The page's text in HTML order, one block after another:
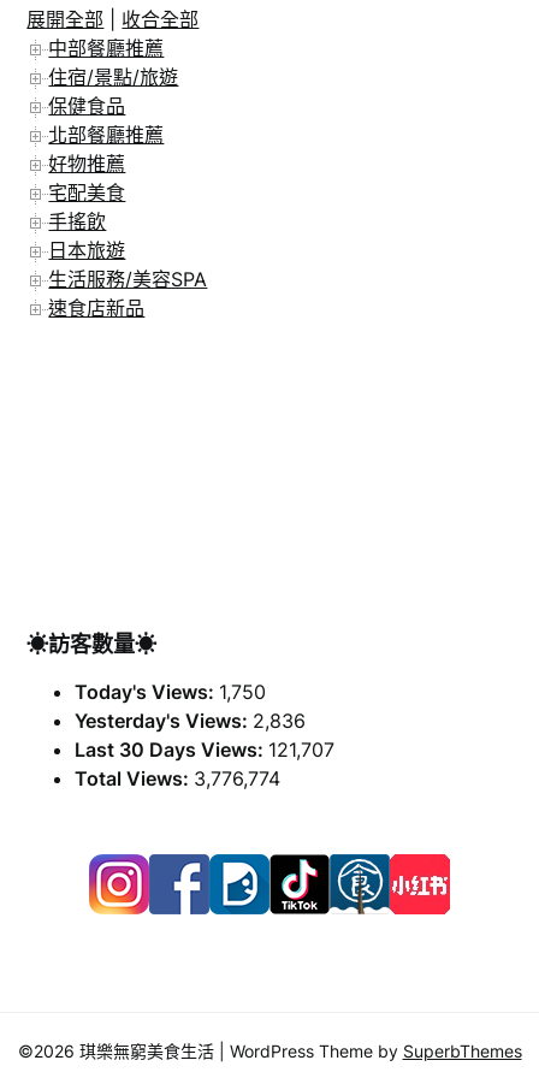
展開全部
收合全部
中部餐廳推薦
住宿/景點/旅遊
保健食品
北部餐廳推薦
好物推薦
宅配美食
手搖飲
日本旅遊
生活服務/美容SPA
速食店新品
☀訪客數量☀
Today's Views: 1,750
Yesterday's Views: 2,836
Last 30 Days Views: 121,707
Total Views: 3,776,774
©2026 琪樂無窮美食生活 | WordPress Theme by SuperbThemes